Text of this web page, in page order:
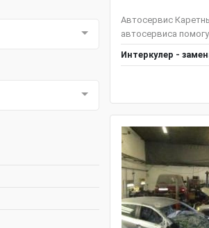
Автосервис
автосервиса
Интеркулер -